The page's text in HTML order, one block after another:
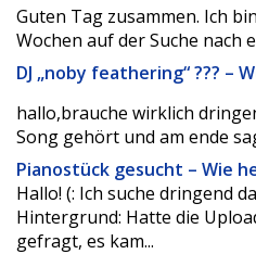
Guten Tag zusammen. Ich
Wochen auf der Suche nach
DJ „noby feathering“ ??? –
hallo,brauche wirklich
Song gehört und am ende
Pianostück gesucht – Wie
Hallo! (: Ich suche dringend
Hintergrund: Hatte die
gefragt, es kam...